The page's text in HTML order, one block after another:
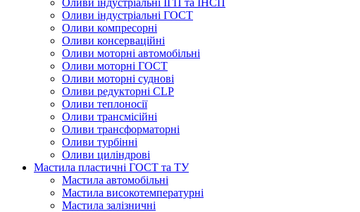
Оливи індустріальні ІГП та ІНСП
Оливи індустріальні ГОСТ
Оливи компресорні
Оливи консерваційні
Оливи моторні автомобільні
Оливи моторні ГОСТ
Оливи моторні суднові
Оливи редукторні CLP
Оливи теплоносії
Оливи трансмісійні
Оливи трансформаторні
Оливи турбінні
Оливи циліндрові
Мастила пластичні ГОСТ та ТУ
Мастила автомобільні
Мастила високотемпературні
Мастила залізничні